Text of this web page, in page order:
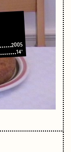
2005
14'